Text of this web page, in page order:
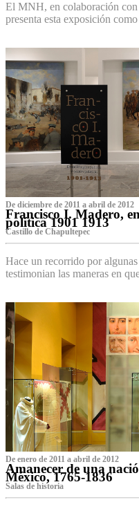
El MNH, en colaboración
presenta esta exposición
De diciembre de 2011 a abril de 2012
Francisco I. Madero,
política 1901 1913
Castillo de Chapultepec
Hace un recorrido por
testimonian las maneras en
De enero de 2011 a abril de 2012
Amanecer de una
México, 1765-1836
Salas de historia